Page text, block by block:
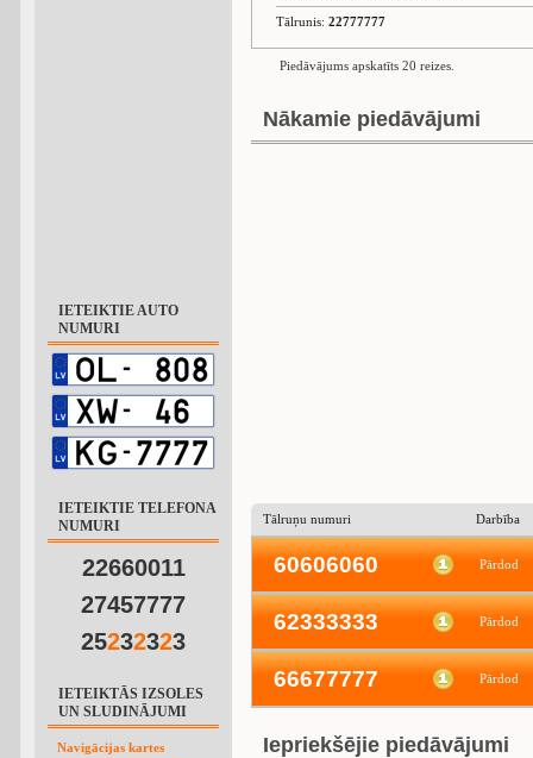
IETEIKTIE AUTO
NUMURI
IETEIKTIE TELEFONA
NUMURI
22660011
27457777
25232323
IETEIKTĀS IZSOLES
UN SLUDINĀJUMI
Navigācijas kartes
Tālrunis: 22777777
Piedāvājums apskatīts 20 reizes.
Nākamie piedāvājumi
Tālruņu numuri Darbība
60606060 Pārdod
62333333 Pārdod
66677777 Pārdod
Iepriekšējie piedāvājumi